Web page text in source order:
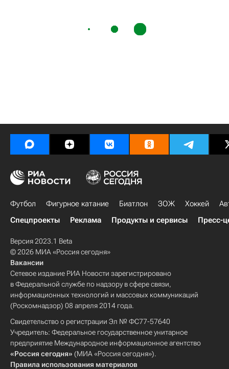
Футбол Фигурное катание Биатлон ЗОЖ Хоккей
Спецпроекты
Реклама Продукты и сервисы Пресс-
Версия 2023.1 Beta
© 2026 МИА «Россия сегодня»
Вакансии
Сетевое издание РИА Новости зарегистрировано
в Федеральной службе по надзору в сфере связи,
информационных технологий и массовых коммуникаций
(Роскомнадзор) 08 апреля 2014 года.
Свидетельство о регистрации Эл № ФС77-57640
Учредитель: Федеральное государственное унитарное
предприятие Международное информационное агентство
«Россия сегодня» (МИА «Россия сегодня»).
Правила использования материалов